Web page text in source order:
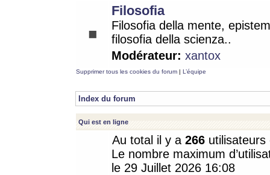
Filosofia
Filosofia della mente,
filosofia della scienza..
Modérateur: xantox
Supprimer tous les cookies du forum | L’équipe
Index du forum
Qui est en ligne
Au total il y a 266
Le nombre maximum
le 29 Juillet 2026 16:08